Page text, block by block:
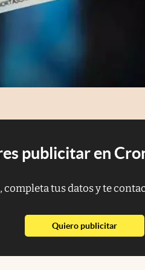
publicitar en
completa tus datos y te
Quiero publicitarabre en